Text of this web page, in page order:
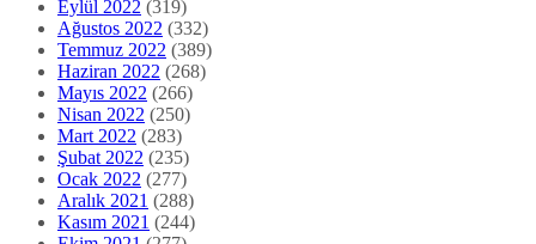
Eylül 2022 (319)
Ağustos 2022 (332)
Temmuz 2022 (389)
Haziran 2022 (268)
Mayıs 2022 (266)
Nisan 2022 (250)
Mart 2022 (283)
Şubat 2022 (235)
Ocak 2022 (277)
Aralık 2021 (288)
Kasım 2021 (244)